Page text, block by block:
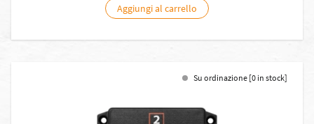
Aggiungi al carrello
Su ordinazione [0 in stock]